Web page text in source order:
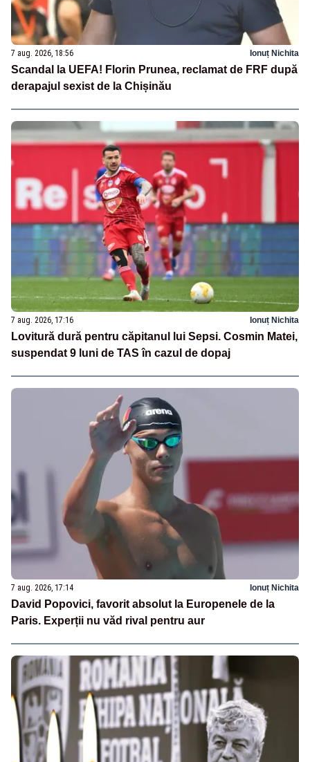
7 aug. 2026, 18:56 Ionuț Nichita
Scandal la UEFA! Florin Prunea, reclamat de FRF după
derapajul sexist de la Chișinău
7 aug. 2026, 17:16 Ionuț Nichita
Lovitură dură pentru căpitanul lui Sepsi. Cosmin Matei,
suspendat 9 luni de TAS în cazul de dopaj
7 aug. 2026, 17:14 Ionuț Nichita
David Popovici, favorit absolut la Europenele de la
Paris. Experții nu văd rival pentru aur